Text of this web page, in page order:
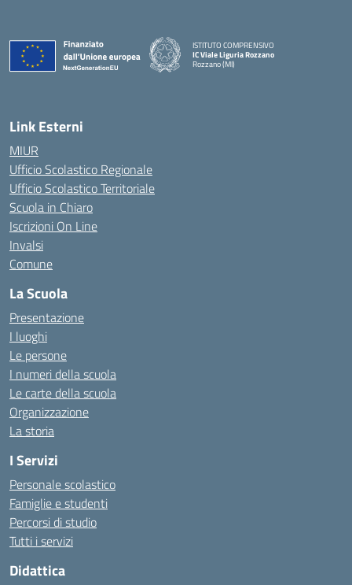
ISTITUTO COMPRENSIVO
IC Viale Liguria Rozzano
Rozzano (MI)
Link Esterni
MIUR
Ufficio Scolastico Regionale
Ufficio Scolastico Territoriale
Scuola in Chiaro
Iscrizioni On Line
Invalsi
Comune
La Scuola
Presentazione
I luoghi
Le persone
I numeri della scuola
Le carte della scuola
Organizzazione
La storia
I Servizi
Personale scolastico
Famiglie e studenti
Percorsi di studio
Tutti i servizi
Didattica